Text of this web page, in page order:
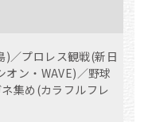
／プロレス観戦(新日
ン・WAVE)／野球
集め(カラフルフレ